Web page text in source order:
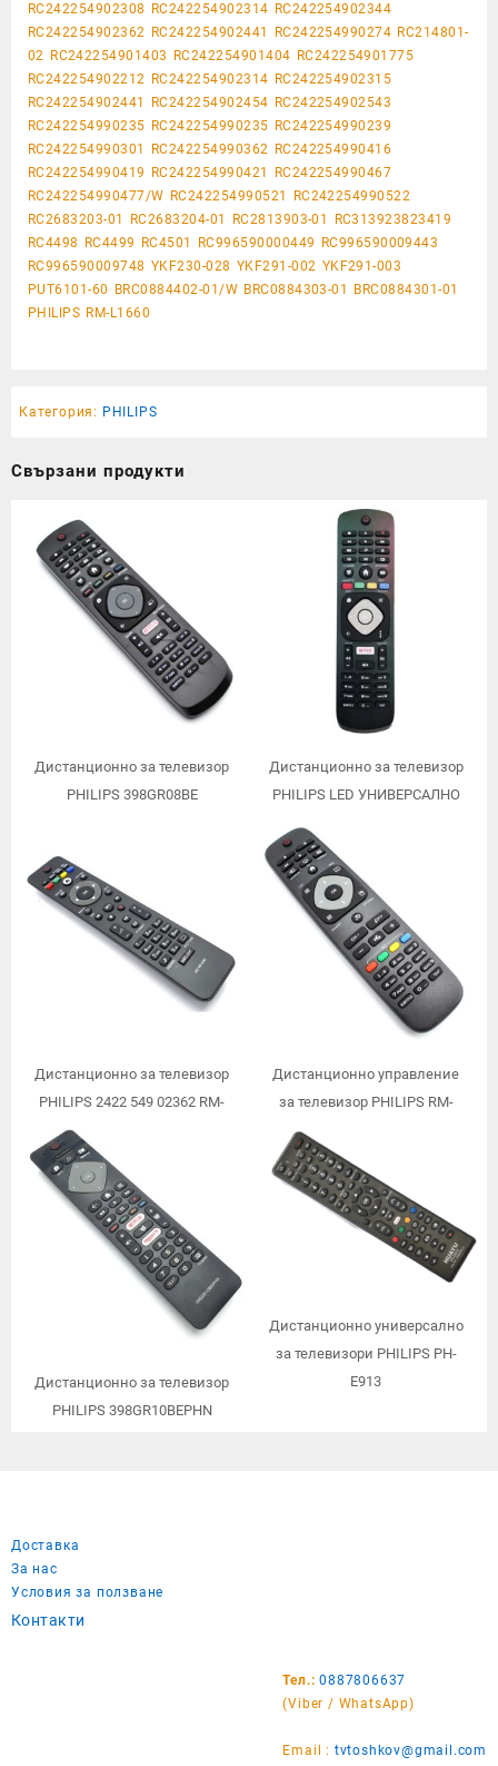
RC242254902308 RC242254902314 RC242254902344
RC242254902362 RC242254902441 RC242254990274 RC214801-
02 RC242254901403 RC242254901404 RC242254901775
RC242254902212 RC242254902314 RC242254902315
RC242254902441 RC242254902454 RC242254902543
RC242254990235 RC242254990235 RC242254990239
RC242254990301 RC242254990362 RC242254990416
RC242254990419 RC242254990421 RC242254990467
RC242254990477/W RC242254990521 RC242254990522
RC2683203-01 RC2683204-01 RC2813903-01 RC313923823419
RC4498 RC4499 RC4501 RC996590000449 RC996590009443
RC996590009748 YKF230-028 YKF291-002 YKF291-003
PUT6101-60 BRC0884402-01/W BRC0884303-01 BRC0884301-01
PHILIPS RM-L1660
Категория: PHILIPS
Свързани продукти
Дистанционно за телевизор
PHILIPS 398GR08BE
Дистанционно за телевизор
PHILIPS LED УНИВЕРСАЛНО
Дистанционно за телевизор
PHILIPS 2422 549 02362 RM-
Дистанционно управление
за телевизор PHILIPS RM-
Дистанционно за телевизор
PHILIPS 398GR10BEPHN
Дистанционно универсално
за телевизори PHILIPS PH-
E913
Доставка
За нас
Условия за ползване
Контакти
Тел.: 0887806637
(Viber / WhatsApp)
Email : tvtoshkov@gmail.com